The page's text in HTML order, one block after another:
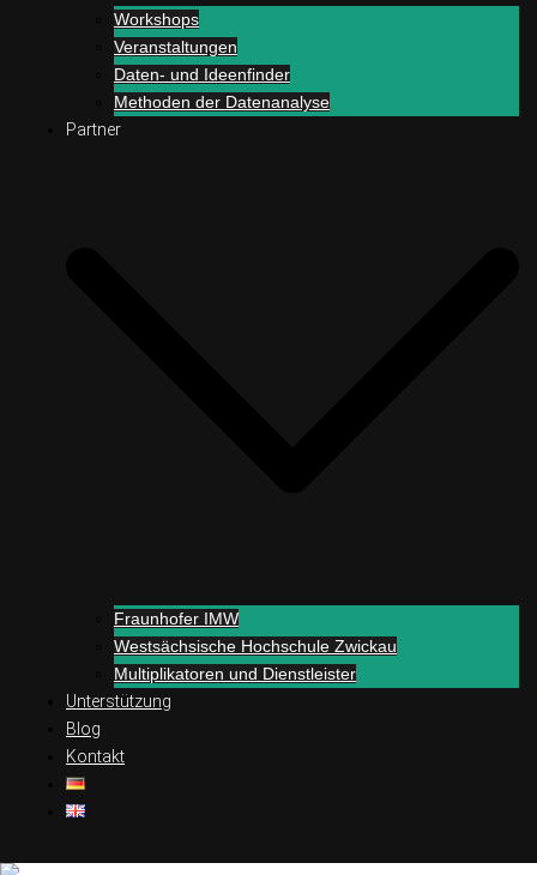
Workshops
Veranstaltungen
Daten- und Ideenfinder
Methoden der Datenanalyse
Partner
Fraunhofer IMW
Westsächsische Hochschule Zwickau
Multiplikatoren und Dienstleister
Unterstützung
Blog
Kontakt